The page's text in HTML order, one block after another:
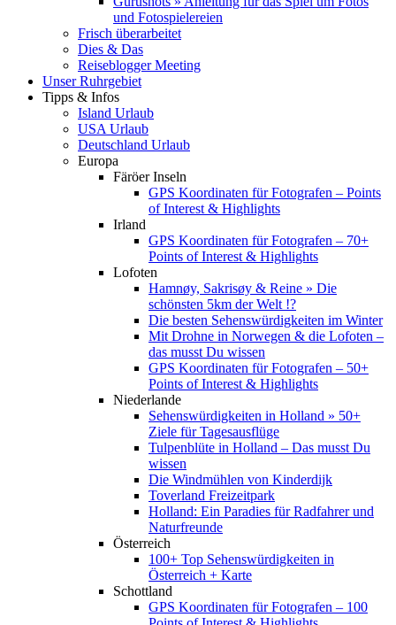
und Fotospielereien
Frisch überarbeitet
Dies & Das
Reiseblogger Meeting
Unser Ruhrgebiet
Tipps & Infos
Island Urlaub
USA Urlaub
Deutschland Urlaub
Europa
Färöer Inseln
GPS Koordinaten für Fotografen – Points
of Interest & Highlights
Irland
GPS Koordinaten für Fotografen – 70+
Points of Interest & Highlights
Lofoten
Hamnøy, Sakrisøy & Reine » Die
schönsten 5km der Welt !?
Die besten Sehenswürdigkeiten im Winter
Mit Drohne in Norwegen & die Lofoten –
das musst Du wissen
GPS Koordinaten für Fotografen – 50+
Points of Interest & Highlights
Niederlande
Sehenswürdigkeiten in Holland » 50+
Ziele für Tagesausflüge
Tulpenblüte in Holland – Das musst Du
wissen
Die Windmühlen von Kinderdijk
Toverland Freizeitpark
Holland: Ein Paradies für Radfahrer und
Naturfreunde
Österreich
100+ Top Sehenswürdigkeiten in
Österreich + Karte
Schottland
GPS Koordinaten für Fotografen – 100